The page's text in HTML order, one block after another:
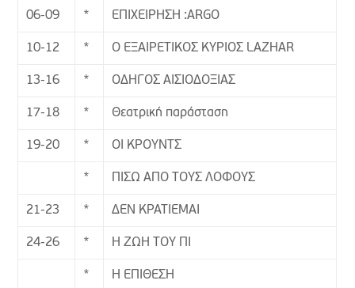
06-09 * ΕΠΙΧΕΙΡΗΣΗ :ARGO
10-12 * Ο ΕΞΑΙΡΕΤΙΚΟΣ ΚΥΡΙΟΣ LAZHAR
13-16 * ΟΔΗΓΟΣ ΑΙΣΙΟΔΟΞΙΑΣ
17-18 * Θεατρική παράσταση
19-20 * ΟΙ ΚΡΟΥΝΤΣ
* ΠΙΣΩ ΑΠΟ ΤΟΥΣ ΛΟΦΟΥΣ
21-23 * ΔΕΝ ΚΡΑΤΙΕΜΑΙ
24-26 * Η ΖΩΗ ΤΟΥ ΠΙ
* Η ΕΠΙΘΕΣΗ